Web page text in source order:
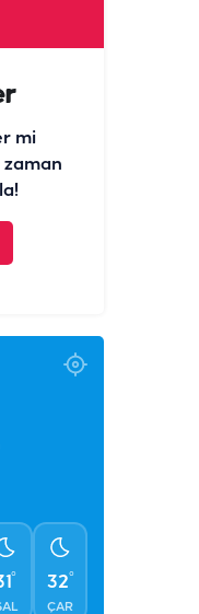
mi
zaman
° 32°
ÇAR